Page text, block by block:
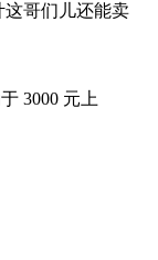
这哥们儿还能卖
3000 元上